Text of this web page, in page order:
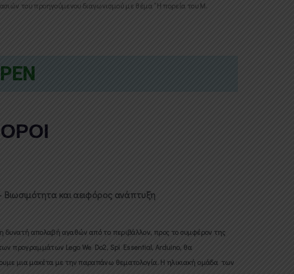
του προηγούμενου διαγωνισμού με θέμα “Η πορεία του Μ.
Βιωσιμότητα και αειφόρος ανάπτυξη
δυνατή απολαβή αγαθών από το περιβάλλον, προς το συμφέρον της
προγραμμάτων Lego We Do2, Spi Essential, Arduino, θα
μια μακέτα με την παραπάνω θεματολογία. Η ηλικιακή ομάδα των